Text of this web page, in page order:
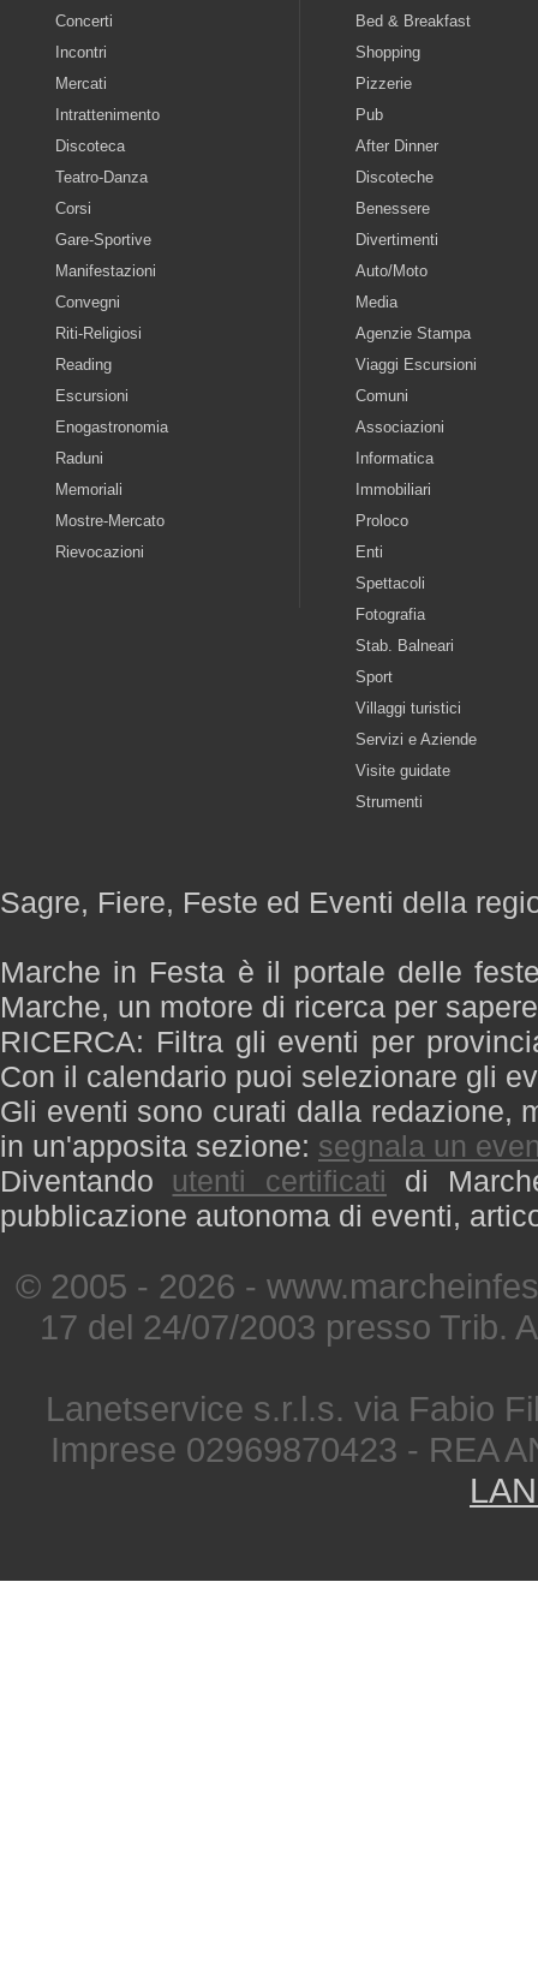
Concerti
Incontri
Mercati
Intrattenimento
Discoteca
Teatro-Danza
Corsi
Gare-Sportive
Manifestazioni
Convegni
Riti-Religiosi
Reading
Escursioni
Enogastronomia
Raduni
Memoriali
Mostre-Mercato
Rievocazioni
Bed & Breakfast
Shopping
Pizzerie
Pub
After Dinner
Discoteche
Benessere
Divertimenti
Auto/Moto
Media
Agenzie Stampa
Viaggi Escursioni
Comuni
Associazioni
Informatica
Immobiliari
Proloco
Enti
Spettacoli
Fotografia
Stab. Balneari
Sport
Villaggi turistici
Servizi e Aziende
Visite guidate
Strumenti
Sagre, Fiere, Feste ed Eventi della
Marche in Festa è il portale delle
Marche, un motore di ricerca per
RICERCA: Filtra gli eventi per
Con il calendario puoi selezionare gli
Gli eventi sono curati dalla redazione,
in un'apposita sezione: segnala un
Diventando utenti certificati di
pubblicazione autonoma di eventi,
© 2005 - 2026 -
17 del 24/07/2003 presso Trib.
Lanetservice s.r.l.s. via Fabio
Imprese 02969870423 - REA